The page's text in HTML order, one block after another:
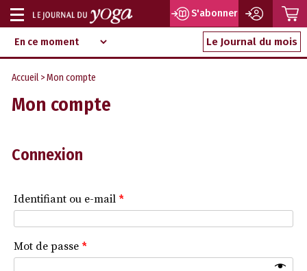
Aller
au
contenu
d‘information
indépendant
Afficher
ou
masquer
la
navigation
S'abonner
Le Journal du mois
Accueil > Mon compte
Mon compte
Connexion
Identifiant ou e-mail *
Mot de passe *